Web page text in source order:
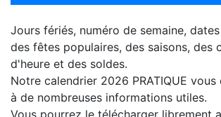
Jours fériés, numéro de semaine,
des fêtes populaires, des saisons, des
d'heure et des soldes.
Notre calendrier 2026 PRATIQUE vous
à de nombreuses informations utiles.
Vous pourrez le télécharger librement